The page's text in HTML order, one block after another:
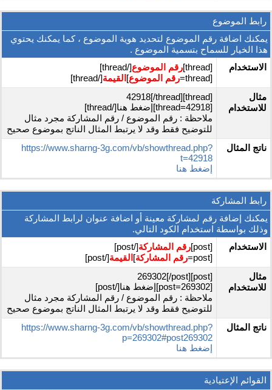
رابط الموضوع
يمكنك اضافة رقم الموضوع لتحديد هوية الموضوع ، كما يمكنك يحتوي
هذا الخيار للسماح بتسمية الموضوع .
الاستخدام
[thread] رقم الموضوع[/thread]
[thread=
رقم الموضوع] القيمة[/thread]
مثال
للاستخدام
[thread]42918[/thread]
[thread=42918]إضغط هنا[/thread]
ملاحظة : رقم الموضوع / رقم المشاركة مجرد مثال
للتوضيح فقط وقد لا يرتبط المثال الناتج بموضوع صحيح
ناتج المثال
https://www.sharng-3g.com/vb/showthread.php?
t=42918
إضغط هنا
رابط المشاركة
يمكنك إضافة رقم لمشاركة معينة أو اضافة عنوان لرابط المشاركة
وذلك بواسطة استخدام الكود التالي.
الاستخدام
[post] رقم المشاركة[/post]
[post=
رقم المشاركة] القيمة[/post]
مثال
للاستخدام
[post]269302[/post]
[post=269302]إضغط هنا[/post]
ملاحظة : رقم الموضوع / رقم المشاركة مجرد مثال
للتوضيح فقط وقد لا يرتبط المثال الناتج بموضوع صحيح
ناتج المثال
https://www.sharng-3g.com/vb/showthread.php?
p=269302#post269302
إضغط هنا
القوائم الإعتيادية